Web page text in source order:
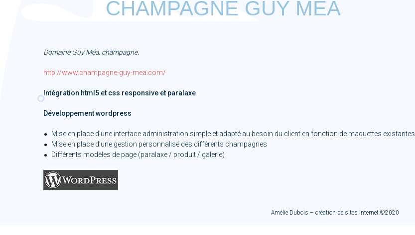
CHAMPAGNE GUY MEA
Domaine Guy Méa, champagne.
http://www.champagne-guy-mea.com/
Intégration html5 et css responsive et paralaxe
Développement wordpress
Mise en place d’une interface administration simple et adapté au besoin du client en fonction de maquettes existantes
Mise en place d’une gestion personnalisé des différents champagnes
Différents modèles de page (paralaxe / produit / galerie)
Amélie Dubois – création de sites internet ©2020